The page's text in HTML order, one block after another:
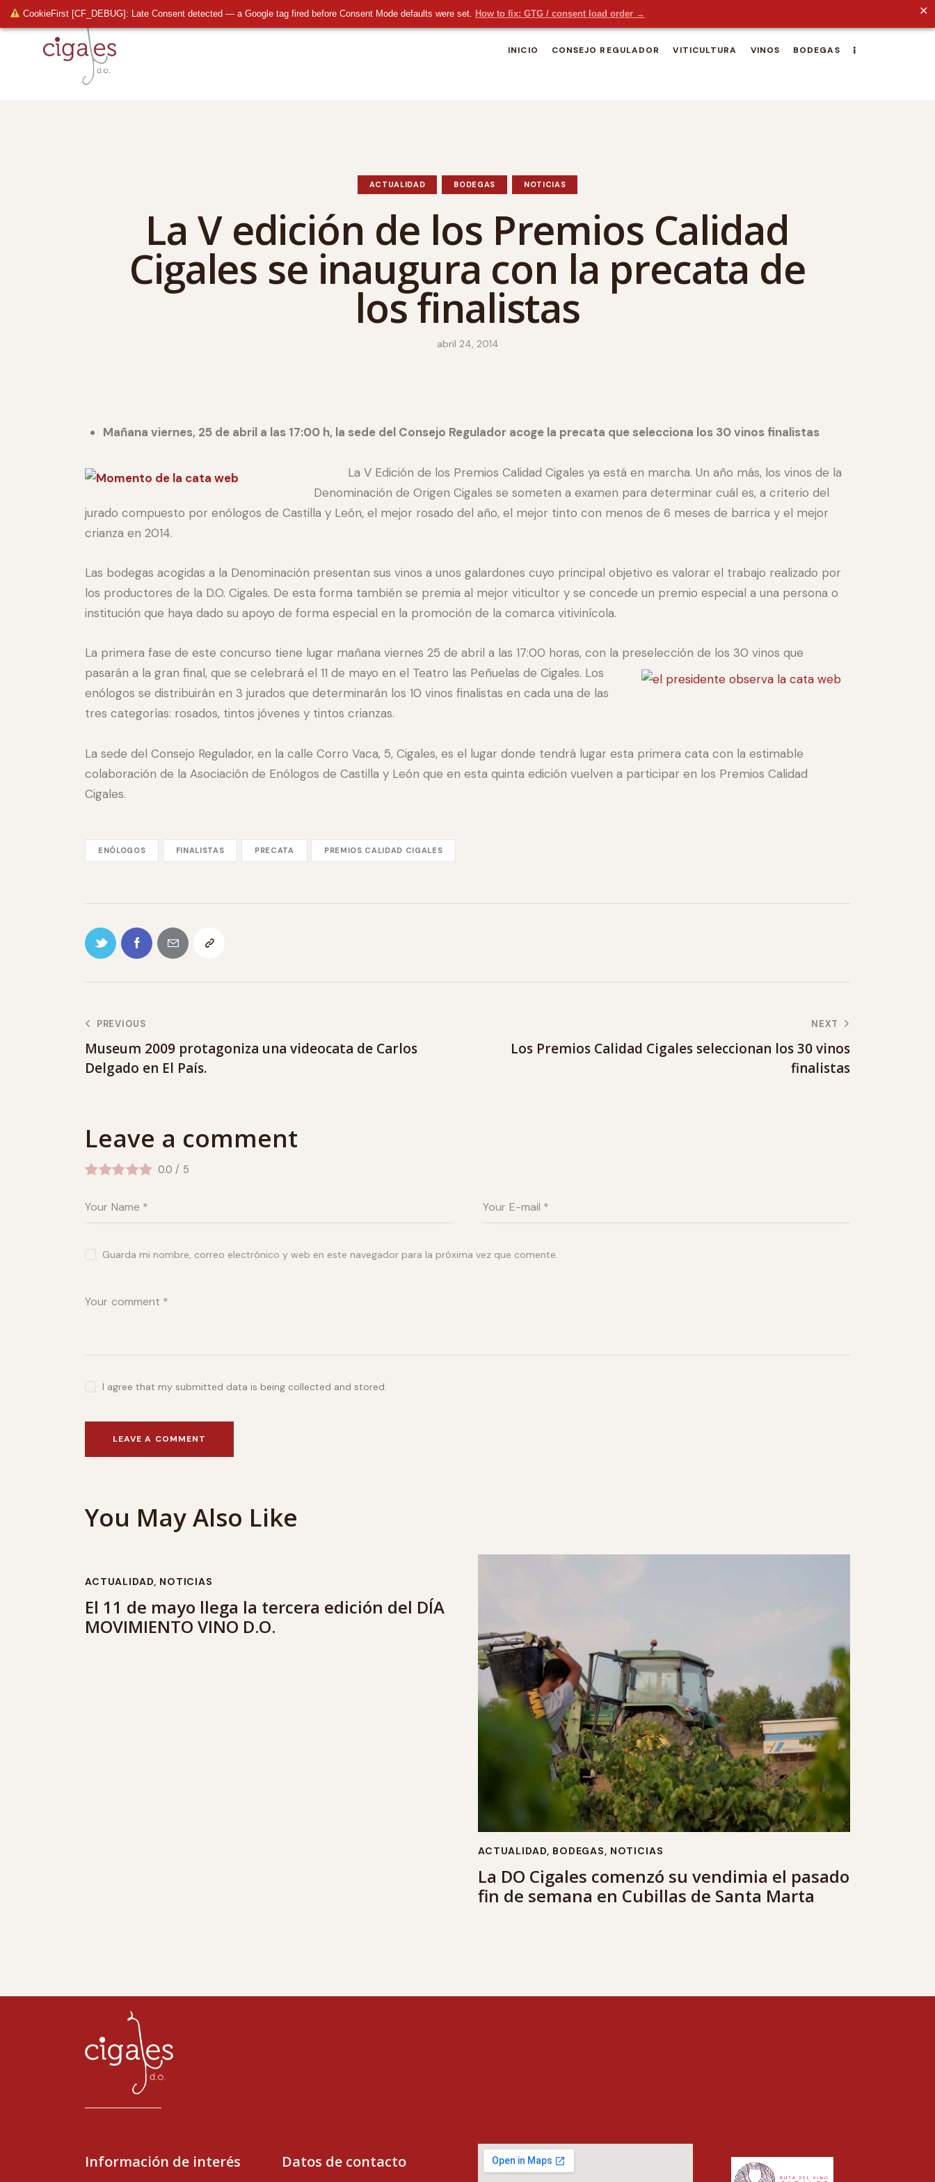
CookieFirst [CF_DEBUG]: Late Consent detected — a Google tag fired before Consent Mode defaults were set. How to fix: GTG / consent load order → ✕
INICIO CONSEJO REGULADOR VITICULTURA VINOS BODEGAS
ACTUALIDAD BODEGAS NOTICIAS
La V edición de los Premios Calidad
Cigales se inaugura con la precata de
los finalistas
abril 24, 2014
Mañana viernes, 25 de abril a las 17:00 h, la sede del Consejo Regulador acoge la precata que selecciona los 30 vinos finalistas
La V Edición de los Premios Calidad Cigales ya está en marcha. Un año más, los vinos de la
Denominación de Origen Cigales se someten a examen para determinar cuál es, a criterio del
jurado compuesto por enólogos de Castilla y León, el mejor rosado del año, el mejor tinto con menos de 6 meses de barrica y el mejor
crianza en 2014.
Las bodegas acogidas a la Denominación presentan sus vinos a unos galardones cuyo principal objetivo es valorar el trabajo realizado por
los productores de la D.O. Cigales. De esta forma también se premia al mejor viticultor y se concede un premio especial a una persona o
institución que haya dado su apoyo de forma especial en la promoción de la comarca vitivinícola.
La primera fase de este concurso tiene lugar mañana viernes 25 de abril a las 17:00 horas, con la preselección de los 30 vinos que
pasarán a la gran final, que se celebrará el 11 de mayo en el Teatro las Peñuelas de Cigales. Los
enólogos se distribuirán en 3 jurados que determinarán los 10 vinos finalistas en cada una de las
tres categorías: rosados, tintos jóvenes y tintos crianzas.
La sede del Consejo Regulador, en la calle Corro Vaca, 5, Cigales, es el lugar donde tendrá lugar esta primera cata con la estimable
colaboración de la Asociación de Enólogos de Castilla y León que en esta quinta edición vuelven a participar en los Premios Calidad
Cigales.
ENÓLOGOS FINALISTAS PRECATA PREMIOS CALIDAD CIGALES
PREVIOUS
Museum 2009 protagoniza una videocata de Carlos
Delgado en El País.
NEXT
Los Premios Calidad Cigales seleccionan los 30 vinos
finalistas
Leave a comment
0.0 / 5
Guarda mi nombre, correo electrónico y web en este navegador para la próxima vez que comente.
I agree that my submitted data is being collected and stored.
You May Also Like
ACTUALIDAD, NOTICIAS
El 11 de mayo llega la tercera edición del DÍA
MOVIMIENTO VINO D.O.
ACTUALIDAD, BODEGAS, NOTICIAS
La DO Cigales comenzó su vendimia el pasado
fin de semana en Cubillas de Santa Marta
Información de interés Datos de contacto